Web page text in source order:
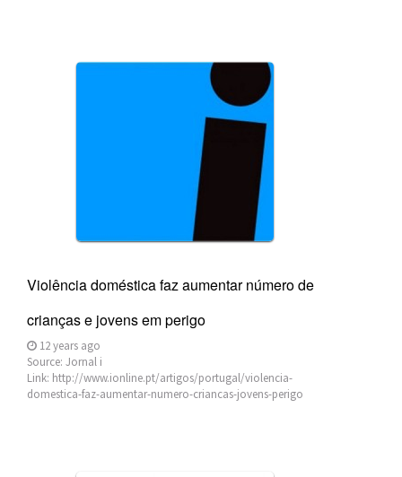
Violência doméstica faz aumentar número de
crianças e jovens em perigo
12 years ago
Source: Jornal i
Link: http://www.ionline.pt/artigos/portugal/violencia-
domestica-faz-aumentar-numero-criancas-jovens-perigo